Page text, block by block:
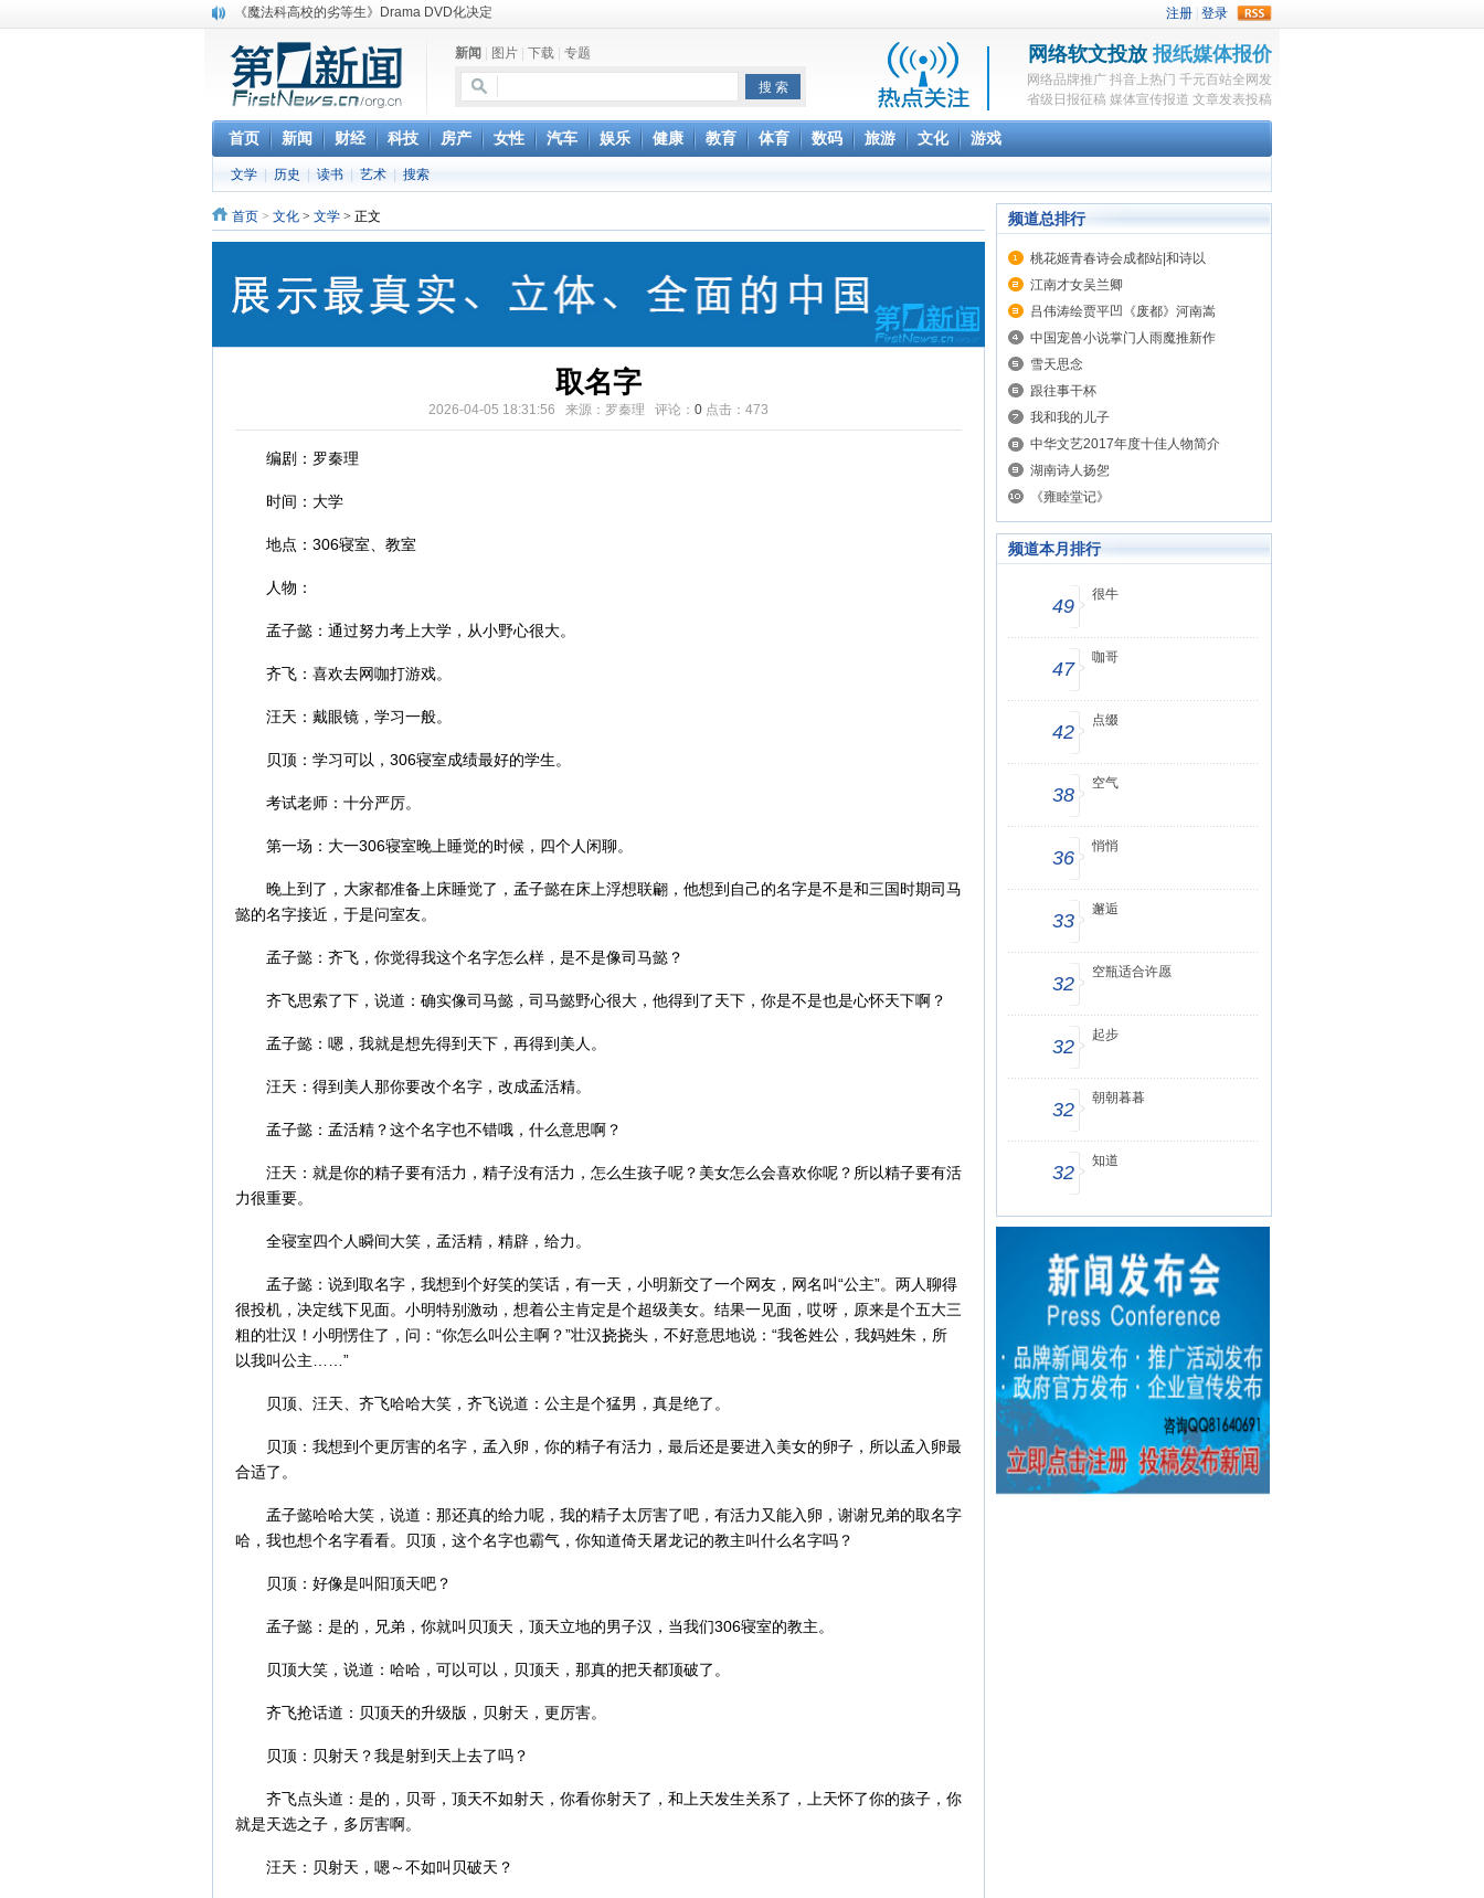
《魔法科高校的劣等生》Drama DVD化决定
消息称刘强东要求京东商城明年扭亏为盈
保健品也能吃出一身病? 康宝莱员工自揭多项家丑
煤价"跳水"电企利润"蹦高" 电煤联动亟待完善
苹果公司自建太阳能电厂为数据中心供电
吃饭、睡觉、黑人人？
网络电商和传统出版商的角逐：亚马逊停止接受Hachette所有图书订单
英国小猫因长得像希特勒遭袭 被扔垃圾左眼致盲
《中二病也想谈恋爱》女主角特报预告公开
新闻 图片 下载 专题 网络软文投放 报纸媒体报价
网络品牌推广 抖音上热门 千元百站全网发
省级日报征稿 媒体宣传报道 文章发表投稿
首页 新闻 财经 科技 房产 女性 汽车 娱乐 健康 教育 体育 数码 旅游 文化 游戏
文学 历史 读书 艺术 搜索
首页 > 文化 > 文学 > 正文
取名字
2026-04-05 18:31:56 来源：罗秦理 评论： 0 点击： 473
编剧：罗秦理
时间：大学
地点：306寝室、教室
人物：
孟子懿：通过努力考上大学，从小野心很大。
齐飞：喜欢去网咖打游戏。
汪天：戴眼镜，学习一般。
贝顶：学习可以，306寝室成绩最好的学生。
考试老师：十分严厉。
第一场：大一306寝室晚上睡觉的时候，四个人闲聊。
晚上到了，大家都准备上床睡觉了，孟子懿在床上浮想联翩，他想到自己的名字是不是和三国时期司马
懿的名字接近，于是问室友。
孟子懿：齐飞，你觉得我这个名字怎么样，是不是像司马懿？
齐飞思索了下，说道：确实像司马懿，司马懿野心很大，他得到了天下，你是不是也是心怀天下啊？
孟子懿：嗯，我就是想先得到天下，再得到美人。
汪天：得到美人那你要改个名字，改成孟活精。
孟子懿：孟活精？这个名字也不错哦，什么意思啊？
汪天：就是你的精子要有活力，精子没有活力，怎么生孩子呢？美女怎么会喜欢你呢？所以精子要有活
力很重要。
全寝室四个人瞬间大笑，孟活精，精辟，给力。
孟子懿：说到取名字，我想到个好笑的笑话，有一天，小明新交了一个网友，网名叫“公主”。两人聊得
很投机，决定线下见面。小明特别激动，想着公主肯定是个超级美女。结果一见面，哎呀，原来是个五大三
粗的壮汉！小明愣住了，问：“你怎么叫公主啊？”壮汉挠挠头，不好意思地说：“我爸姓公，我妈姓朱，所
以我叫公主……”
贝顶、汪天、齐飞哈哈大笑，齐飞说道：公主是个猛男，真是绝了。
贝顶：我想到个更厉害的名字，孟入卵，你的精子有活力，最后还是要进入美女的卵子，所以孟入卵最
合适了。
孟子懿哈哈大笑，说道：那还真的给力呢，我的精子太厉害了吧，有活力又能入卵，谢谢兄弟的取名字
哈，我也想个名字看看。贝顶，这个名字也霸气，你知道倚天屠龙记的教主叫什么名字吗？
贝顶：好像是叫阳顶天吧？
孟子懿：是的，兄弟，你就叫贝顶天，顶天立地的男子汉，当我们306寝室的教主。
贝顶大笑，说道：哈哈，可以可以，贝顶天，那真的把天都顶破了。
齐飞抢话道：贝顶天的升级版，贝射天，更厉害。
贝顶：贝射天？我是射到天上去了吗？
齐飞点头道：是的，贝哥，顶天不如射天，你看你射天了，和上天发生关系了，上天怀了你的孩子，你
就是天选之子，多厉害啊。
汪天：贝射天，嗯～不如叫贝破天？
频道总排行
桃花姬青春诗会成都站|和诗以
江南才女吴兰卿
吕伟涛绘贾平凹《废都》河南嵩
中国宠兽小说掌门人雨魔推新作
雪天思念
跟往事干杯
我和我的儿子
中华文艺2017年度十佳人物简介
湖南诗人扬乫
《雍睦堂记》
频道本月排行
49
很牛
47
咖哥
42
点缀
38
空气
36
悄悄
33
邂逅
32
空瓶适合许愿
32
起步
32
朝朝暮暮
32
知道